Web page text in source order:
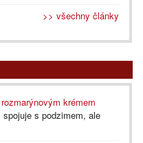
>> všechny články
krémem
s podzimem, ale